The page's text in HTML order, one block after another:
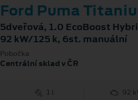
Ford Puma
5dveřová, 1.0 EcoBoost
92 kW/125 k, 6st. manuální
Pobočka
Centrální sklad v ČR
1 l 92